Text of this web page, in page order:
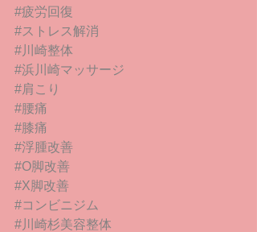
#疲労回復
#ストレス解消
#川崎整体
#浜川崎マッサージ
#肩こり
#腰痛
#膝痛
#浮腫改善
#O脚改善
#X脚改善
#コンビニジム
#川崎杉美容整体